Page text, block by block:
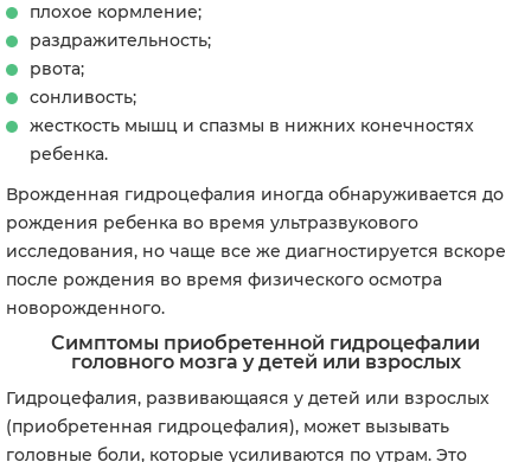
плохое кормление;
раздражительность;
рвота;
сонливость;
жесткость мышц и спазмы в нижних конечностях
ребенка.
Врожденная гидроцефалия иногда обнаруживается до
рождения ребенка во время ультразвукового
исследования, но чаще все же диагностируется вскоре
после рождения во время физического осмотра
новорожденного.
Симптомы приобретенной гидроцефалии
головного мозга у детей или взрослых
Гидроцефалия, развивающаяся у детей или взрослых
(приобретенная гидроцефалия), может вызывать
головные боли, которые усиливаются по утрам. Это